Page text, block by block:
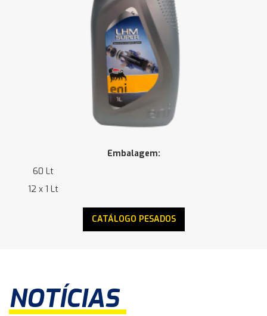
Embalagem:
60 Lt
12 x 1 Lt
CATÁLOGO PESADOS
NOTÍCIAS